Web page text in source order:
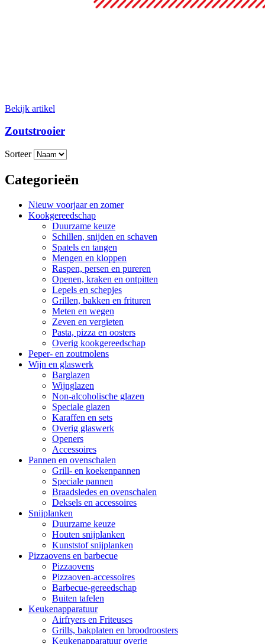
Bekijk artikel
Zoutstrooier
Sorteer
Categorieën
Nieuw voorjaar en zomer
Kookgereedschap
Duurzame keuze
Schillen, snijden en schaven
Spatels en tangen
Mengen en kloppen
Raspen, persen en pureren
Openen, kraken en ontpitten
Lepels en schepjes
Grillen, bakken en frituren
Meten en wegen
Zeven en vergieten
Pasta, pizza en oosters
Overig kookgereedschap
Peper- en zoutmolens
Wijn en glaswerk
Barglazen
Wijnglazen
Non-alcoholische glazen
Speciale glazen
Karaffen en sets
Overig glaswerk
Openers
Accessoires
Pannen en ovenschalen
Grill- en koekenpannen
Speciale pannen
Braadsledes en ovenschalen
Deksels en accessoires
Snijplanken
Duurzame keuze
Houten snijplanken
Kunststof snijplanken
Pizzaovens en barbecue
Pizzaovens
Pizzaoven-accessoires
Barbecue-gereedschap
Buiten tafelen
Keukenapparatuur
Airfryers en Friteuses
Grills, bakplaten en broodroosters
Keukenapparatuur overig